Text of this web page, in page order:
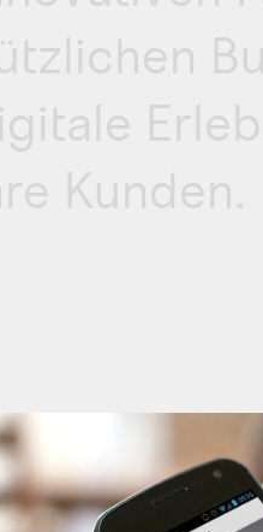
Kunden.